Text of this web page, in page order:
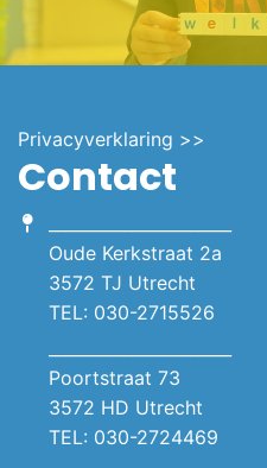
Privacyverklaring >>
Contact
Oude Kerkstraat 2a
3572 TJ Utrecht
TEL: 030-2715526
Poortstraat 73
3572 HD Utrecht
TEL: 030-2724469